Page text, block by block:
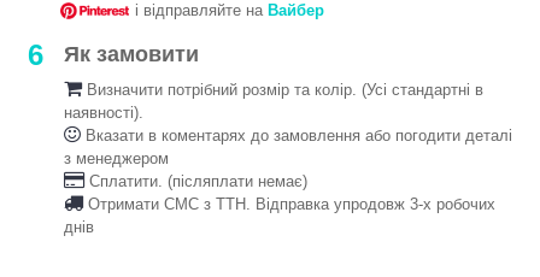
і відправляйте на Вайбер
6 Як замовити
Визначити потрібний розмір та колір. (Усі стандартні в
наявності).
Вказати в коментарях до замовлення або погодити деталі
з менеджером
Сплатити. (післяплати немає)
Отримати СМС з ТТН. Відправка упродовж 3-х робочих
днів